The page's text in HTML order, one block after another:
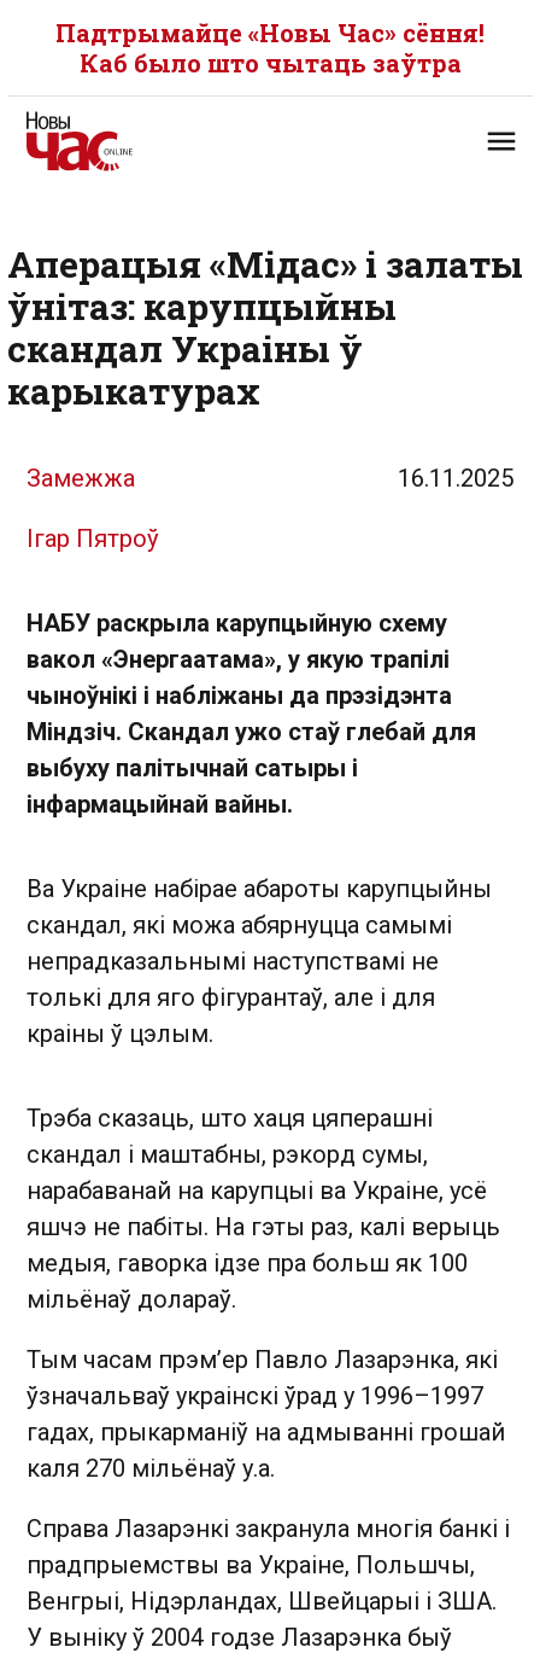
Падтрымайце «Новы Час» сёння!
Каб было што чытаць заўтра
Аперацыя «Мідас» і залаты
ўнітаз: карупцыйны
скандал Украіны ў
карыкатурах
Замежжа 16.11.2025
Ігар Пятроў
НАБУ раскрыла карупцыйную схему
вакол «Энергаатама», у якую трапілі
чыноўнікі і набліжаны да прэзідэнта
Міндзіч. Скандал ужо стаў глебай для
выбуху палітычнай сатыры і
інфармацыйнай вайны.
Ва Украіне набірае абароты карупцыйны
скандал, які можа абярнуцца самымі
непрадказальнымі наступствамі не
толькі для яго фігурантаў, але і для
краіны ў цэлым.
Трэба сказаць, што хаця цяперашні
скандал і маштабны, рэкорд сумы,
нарабаванай на карупцыі ва Украіне, усё
яшчэ не пабіты. На гэты раз, калі верыць
медыя, гаворка ідзе пра больш як 100
мільёнаў долараў.
Тым часам прэм’ер Павло Лазарэнка, які
ўзначальваў украінскі ўрад у 1996–1997
гадах, прыкарманіў на адмыванні грошай
каля 270 мільёнаў у.а.
Справа Лазарэнкі закранула многія банкі і
прадпрыемствы ва Украіне, Польшчы,
Венгрыі, Нідэрландах, Швейцарыі і ЗША.
У выніку ў 2004 годзе Лазарэнка быў